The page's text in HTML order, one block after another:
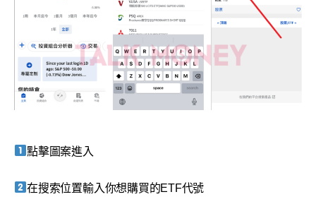
點擊圖案進入
在搜索位置輸入你想購買的ETF代號